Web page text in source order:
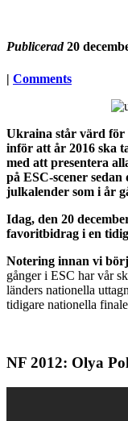
Publicerad 20
| Comments
Ukraina står värd för
inför att år 2016 ska
med att presentera
på ESC-scener
julkalender som i år
Idag, den 20
favoritbidrag i en
Notering innan vi
gånger i ESC har vår
länders nationella
tidigare nationella
NF 2012: Olya